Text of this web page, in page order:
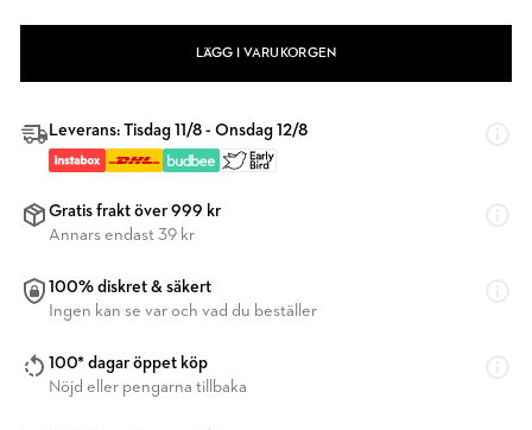
LÄGG I VARUKORGEN
Leverans: Tisdag 11/8 - Onsdag 12/8
Gratis frakt över 999 kr
Annars endast 39 kr
100% diskret & säkert
Ingen kan se var och vad du beställer
100* dagar öppet köp
Nöjd eller pengarna tillbaka